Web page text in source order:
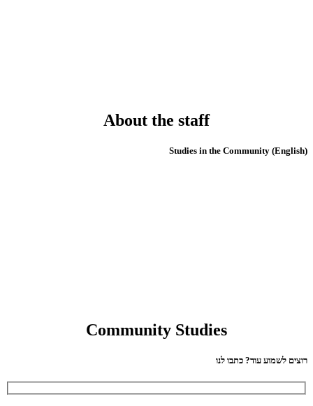
About the staff
(English) Studies in the Community
Community Studies
רוצים לשמוע עוד? כתבו לנו